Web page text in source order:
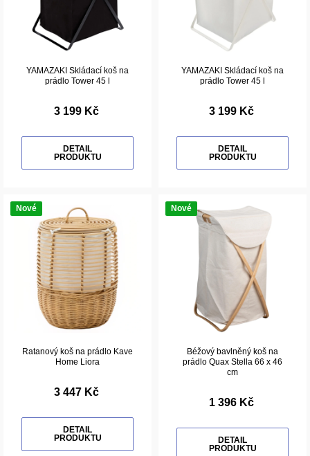
YAMAZAKI Skládací koš na
prádlo Tower 45 l
3 199 Kč
DETAIL
PRODUKTU
YAMAZAKI Skládací koš na
prádlo Tower 45 l
3 199 Kč
DETAIL
PRODUKTU
Nové
Ratanový koš na prádlo Kave
Home Liora
3 447 Kč
DETAIL
PRODUKTU
Nové
Béžový bavlněný koš na
prádlo Quax Stella 66 x 46
cm
1 396 Kč
DETAIL
PRODUKTU